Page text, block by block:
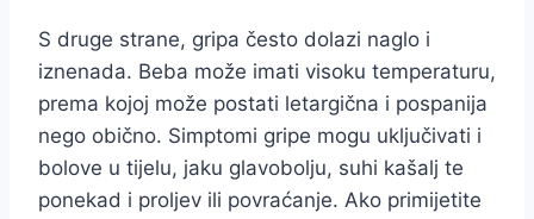
S druge strane, gripa često dolazi naglo i
iznenada. Beba može imati visoku temperaturu,
prema kojoj može postati letargična i pospanija
nego obično. Simptomi gripe mogu uključivati i
bolove u tijelu, jaku glavobolju, suhi kašalj te
ponekad i proljev ili povraćanje. Ako primijetite